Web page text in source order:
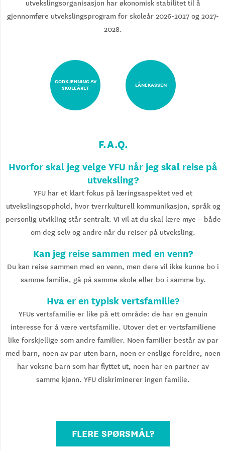
utvekslingsorganisasjon har økonomisk stabilitet til å
gjennomføre utvekslingsprogram for skoleår 2026-2027 og 2027-
2028.
GODKJENNING AV
SKOLEÅRET
LÅNEKASSEN
F.A.Q.
Hvorfor skal jeg velge YFU når jeg skal reise på
utveksling?
YFU har et klart fokus på læringsaspektet ved et
utvekslingsopphold, hvor tverrkulturell kommunikasjon, språk og
personlig utvikling står sentralt. Vi vil at du skal lære mye – både
om deg selv og andre når du reiser på utveksling.
Kan jeg reise sammen med en venn?
Du kan reise sammen med en venn, men dere vil ikke kunne bo i
samme familie, gå på samme skole eller bo i samme by.
Hva er en typisk vertsfamilie?
YFUs vertsfamilie er like på ett område: de har en genuin
interesse for å være vertsfamilie. Utover det er vertsfamiliene
like forskjellige som andre familier. Noen familier består av par
med barn, noen av par uten barn, noen er enslige foreldre, noen
har voksne barn som har flyttet ut, noen har en partner av
samme kjønn. YFU diskriminerer ingen familie.
FLERE SPØRSMÅL?